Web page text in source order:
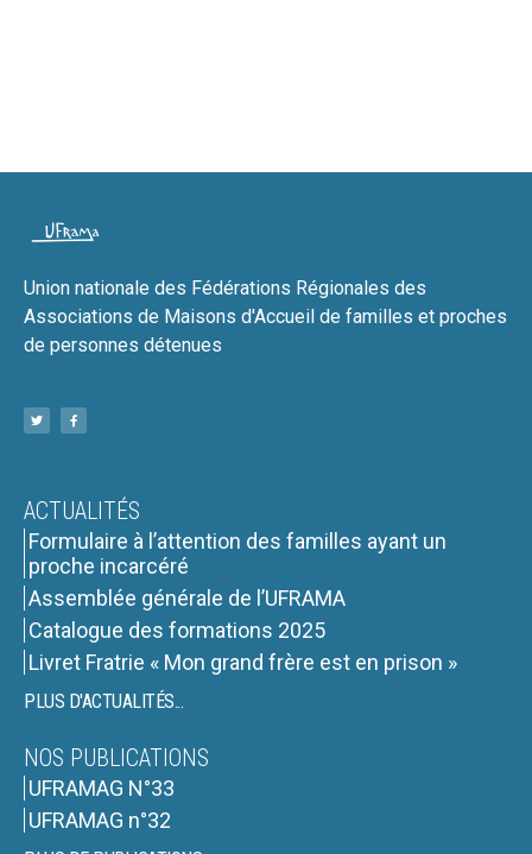
Union nationale des Fédérations Régionales des
Associations de Maisons d'Accueil de familles et proches
de personnes détenues
ACTUALITÉS
Formulaire à l’attention des familles ayant un
proche incarcéré
Assemblée générale de l’UFRAMA
Catalogue des formations 2025
Livret Fratrie « Mon grand frère est en prison »
PLUS D'ACTUALITÉS...
NOS PUBLICATIONS
UFRAMAG N°33
UFRAMAG n°32